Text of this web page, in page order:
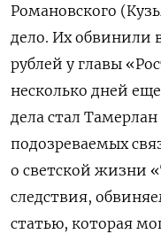
Романовского
дело. Их обвинили
рублей у главы
несколько дней
дела стал Тамерлан
подозреваемых
о светской жизни
следствия,
статью, которая